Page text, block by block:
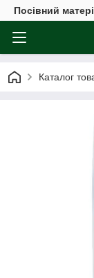
Посівний
Каталог